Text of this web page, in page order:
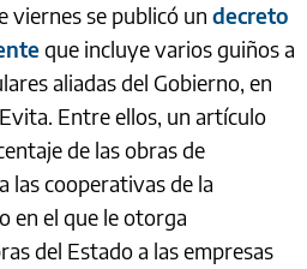
viernes se publicó un decreto
que incluye varios guiños a
aliadas del Gobierno, en
Entre ellos, un artículo
de las obras de
las cooperativas de la
en el que le otorga
del Estado a las empresas